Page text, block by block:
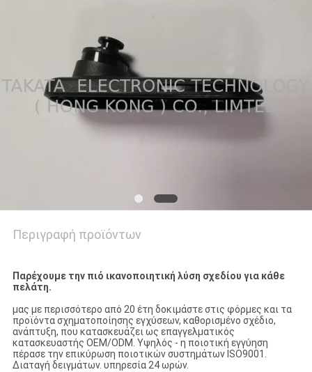
Περιγραφή προϊόντων
Παρέχουμε την πιό ικανοποιητική λύση σχεδίου για κάθε
πελάτη.
μας με περισσότερο από 20 έτη δοκιμάστε στις φόρμες και τα
προϊόντα σχηματοποίησης εγχύσεων, καθορισμένο σχέδιο,
ανάπτυξη, που κατασκευάζει ως επαγγελματικός
κατασκευαστής OEM/ODM. Υψηλός - η ποιοτική εγγύηση
πέρασε την επικύρωση ποιοτικών συστημάτων ISO9001.
Διαταγή δειγμάτων. υπηρεσία 24 ωρών.